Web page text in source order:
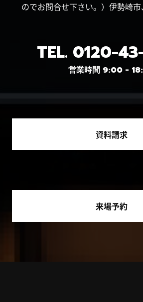
のでお問合せ下さい。）伊勢崎
TEL. 0120-
営業時間 9:00 -
資料請求
来場予約